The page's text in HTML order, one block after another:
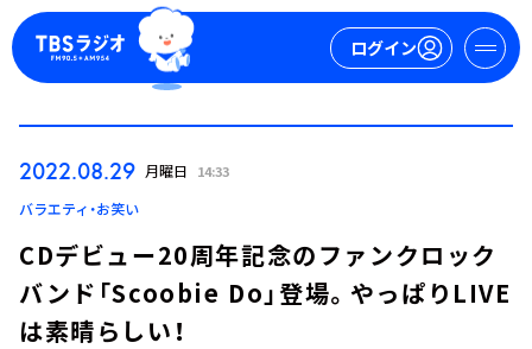
ログイン
ログイン
2022.08.29 月曜日 14:33
バラエティ・お笑い
CDデビュー20周年記念のファンクロック
バンド「Scoobie Do」登場。やっぱりLIVE
は素晴らしい！